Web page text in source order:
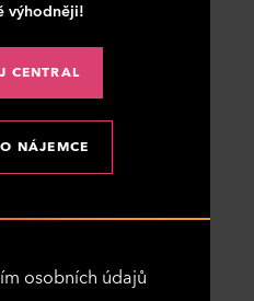
výhodněji!
CENTRAL
NÁJEMCE
osobních údajů